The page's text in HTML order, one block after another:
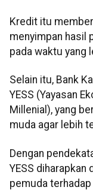
Kredit itu
menyimpan hasil
pada waktu yang
Selain itu, Bank
YESS (Yayasan
Millenial), yang
muda agar lebih
Dengan
YESS diharapkan
pemuda